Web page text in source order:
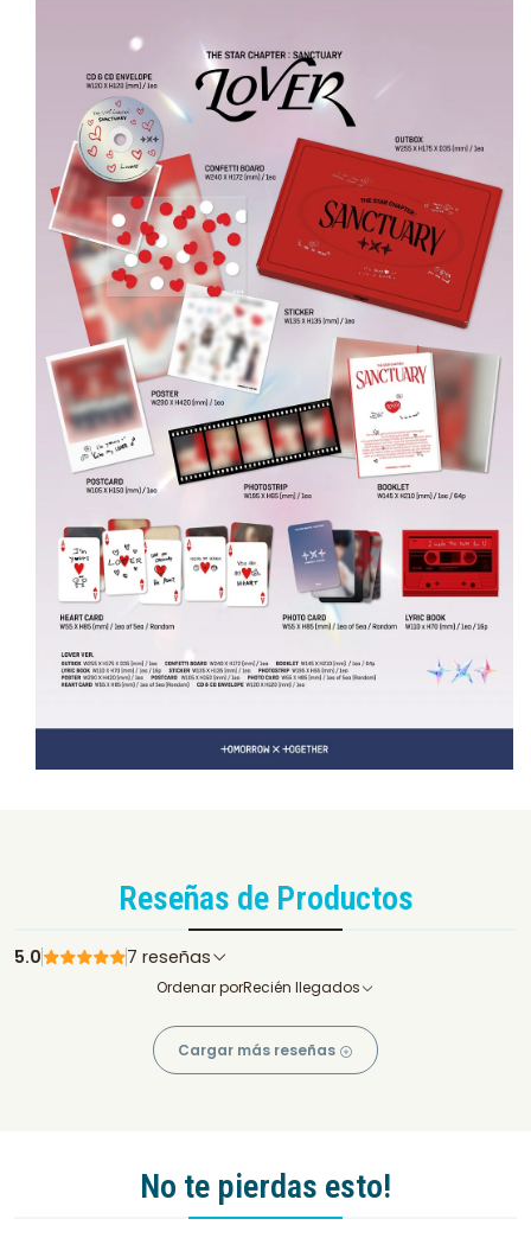
Reseñas de Productos
5.0 7 reseñas
Ordenar porRecién llegados
Cargar más reseñas
No te pierdas esto!